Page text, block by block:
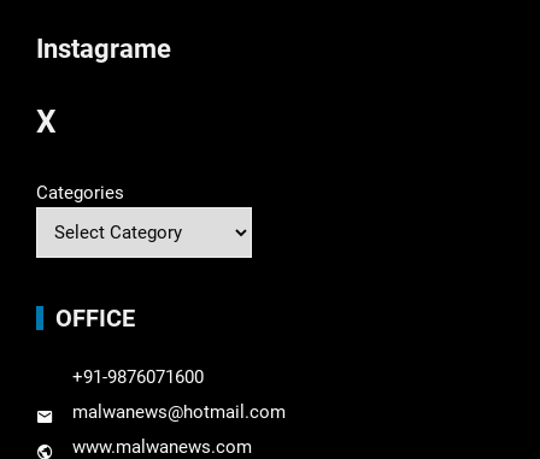
Instagrame
X
Categories
OFFICE
+91-9876071600
malwanews@hotmail.com
www.malwanews.com